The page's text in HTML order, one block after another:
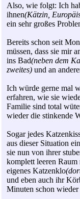
Also, wie folgt: Ich
ihnen(Kätzin,
ein sehr großes
Bereits schon seit
müssen, dass sie mir
ins Bad(neben dem
zweites) und an
Ich würde gerne mal
erfahren, wie sie
Familie sind total
wieder die stinkende
Sogar jedes
aus dieser Situation
sie nun von ihrer
komplett leeren Raum
eigenes Katzenklo
und eben auch ihr
Minuten schon